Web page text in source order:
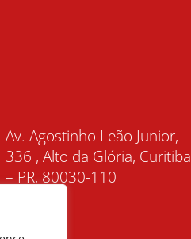
Av. Agostinho Leão Junior,
336 , Alto da Glória, Curitiba
– PR, 80030-110